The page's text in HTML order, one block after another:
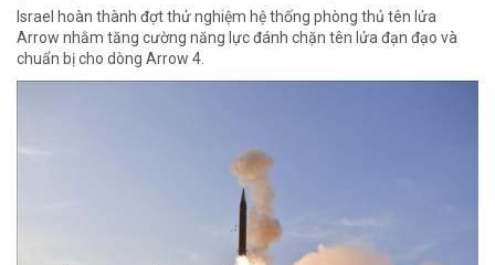
Israel hoàn thành đợt thử nghiệm hệ thống phòng thủ tên lửa
Arrow nhằm tăng cường năng lực đánh chặn tên lửa đạn đạo và
chuẩn bị cho dòng Arrow 4.